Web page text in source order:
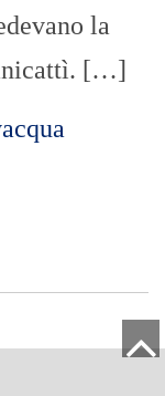
la
[…]